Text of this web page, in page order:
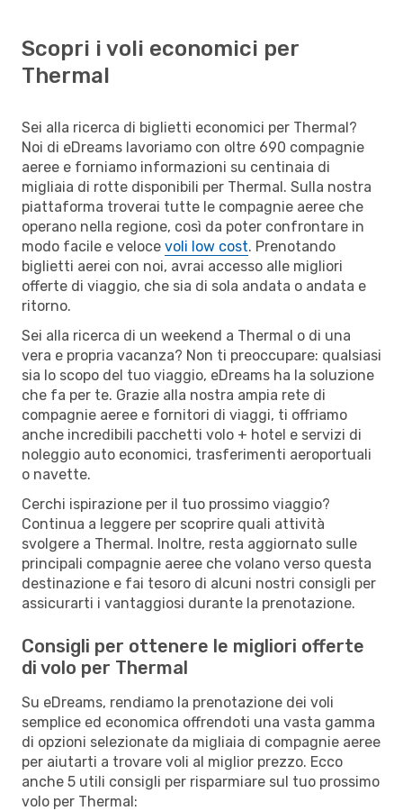
Scopri i voli economici per
Thermal
Sei alla ricerca di biglietti economici per Thermal?
Noi di eDreams lavoriamo con oltre 690 compagnie
aeree e forniamo informazioni su centinaia di
migliaia di rotte disponibili per Thermal. Sulla nostra
piattaforma troverai tutte le compagnie aeree che
operano nella regione, così da poter confrontare in
modo facile e veloce voli low cost. Prenotando
biglietti aerei con noi, avrai accesso alle migliori
offerte di viaggio, che sia di sola andata o andata e
ritorno.
Sei alla ricerca di un weekend a Thermal o di una
vera e propria vacanza? Non ti preoccupare: qualsiasi
sia lo scopo del tuo viaggio, eDreams ha la soluzione
che fa per te. Grazie alla nostra ampia rete di
compagnie aeree e fornitori di viaggi, ti offriamo
anche incredibili pacchetti volo + hotel e servizi di
noleggio auto economici, trasferimenti aeroportuali
o navette.
Cerchi ispirazione per il tuo prossimo viaggio?
Continua a leggere per scoprire quali attività
svolgere a Thermal. Inoltre, resta aggiornato sulle
principali compagnie aeree che volano verso questa
destinazione e fai tesoro di alcuni nostri consigli per
assicurarti i vantaggiosi durante la prenotazione.
Consigli per ottenere le migliori offerte
di volo per Thermal
Su eDreams, rendiamo la prenotazione dei voli
semplice ed economica offrendoti una vasta gamma
di opzioni selezionate da migliaia di compagnie aeree
per aiutarti a trovare voli al miglior prezzo. Ecco
anche 5 utili consigli per risparmiare sul tuo prossimo
volo per Thermal: